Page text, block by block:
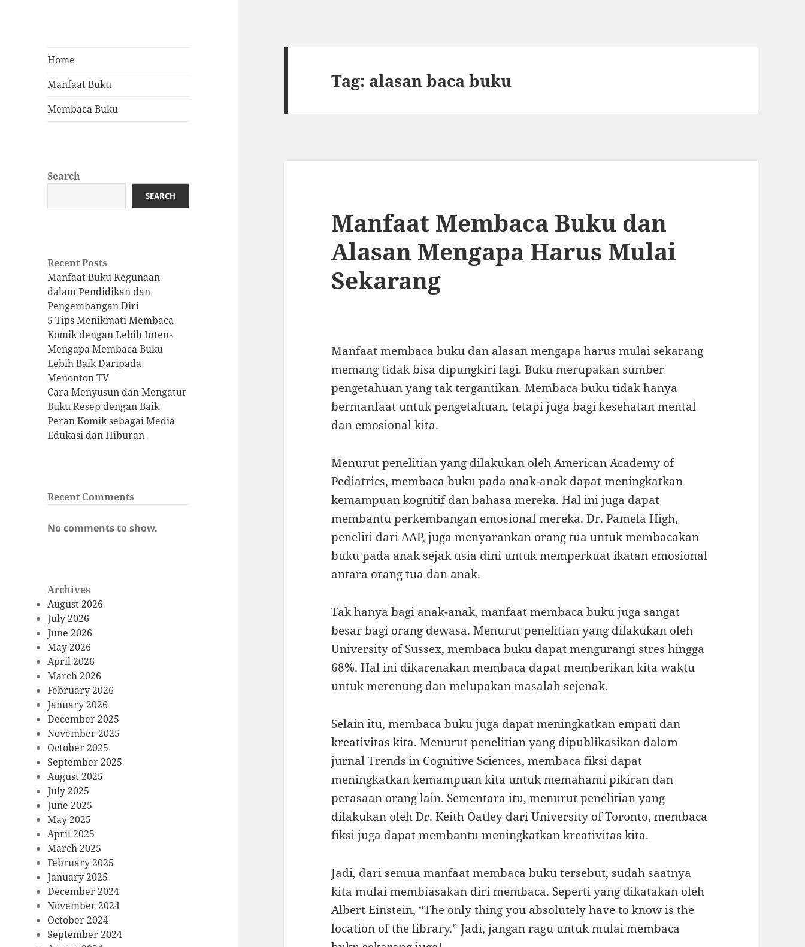
Home
Manfaat Buku
Membaca Buku
Search
SEARCH
Recent Posts
Manfaat Buku Kegunaan
dalam Pendidikan dan
Pengembangan Diri
5 Tips Menikmati Membaca
Komik dengan Lebih Intens
Mengapa Membaca Buku
Lebih Baik Daripada
Menonton TV
Cara Menyusun dan Mengatur
Buku Resep dengan Baik
Peran Komik sebagai Media
Edukasi dan Hiburan
Recent Comments
No comments to show.
Archives
August 2026
July 2026
June 2026
May 2026
April 2026
March 2026
February 2026
January 2026
December 2025
November 2025
October 2025
September 2025
August 2025
July 2025
June 2025
May 2025
April 2025
March 2025
February 2025
January 2025
December 2024
November 2024
October 2024
September 2024
Tag: alasan baca buku
Manfaat Membaca Buku dan
Alasan Mengapa Harus Mulai
Sekarang
Manfaat membaca buku dan alasan mengapa harus mulai sekarang
memang tidak bisa dipungkiri lagi. Buku merupakan sumber
pengetahuan yang tak tergantikan. Membaca buku tidak hanya
bermanfaat untuk pengetahuan, tetapi juga bagi kesehatan mental
dan emosional kita.
Menurut penelitian yang dilakukan oleh American Academy of
Pediatrics, membaca buku pada anak-anak dapat meningkatkan
kemampuan kognitif dan bahasa mereka. Hal ini juga dapat
membantu perkembangan emosional mereka. Dr. Pamela High,
peneliti dari AAP, juga menyarankan orang tua untuk membacakan
buku pada anak sejak usia dini untuk memperkuat ikatan emosional
antara orang tua dan anak.
Tak hanya bagi anak-anak, manfaat membaca buku juga sangat
besar bagi orang dewasa. Menurut penelitian yang dilakukan oleh
University of Sussex, membaca buku dapat mengurangi stres hingga
68%. Hal ini dikarenakan membaca dapat memberikan kita waktu
untuk merenung dan melupakan masalah sejenak.
Selain itu, membaca buku juga dapat meningkatkan empati dan
kreativitas kita. Menurut penelitian yang dipublikasikan dalam
jurnal Trends in Cognitive Sciences, membaca fiksi dapat
meningkatkan kemampuan kita untuk memahami pikiran dan
perasaan orang lain. Sementara itu, menurut penelitian yang
dilakukan oleh Dr. Keith Oatley dari University of Toronto, membaca
fiksi juga dapat membantu meningkatkan kreativitas kita.
Jadi, dari semua manfaat membaca buku tersebut, sudah saatnya
kita mulai membiasakan diri membaca. Seperti yang dikatakan oleh
Albert Einstein, “The only thing you absolutely have to know is the
location of the library.” Jadi, jangan ragu untuk mulai membaca